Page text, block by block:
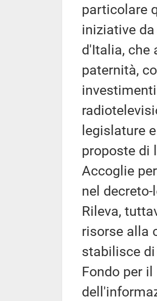
particolare
iniziative
d'Italia, che
paternità,
legislature
proposte di
Accoglie
nel
Rileva,
risorse alla
stabilisce
Fondo per